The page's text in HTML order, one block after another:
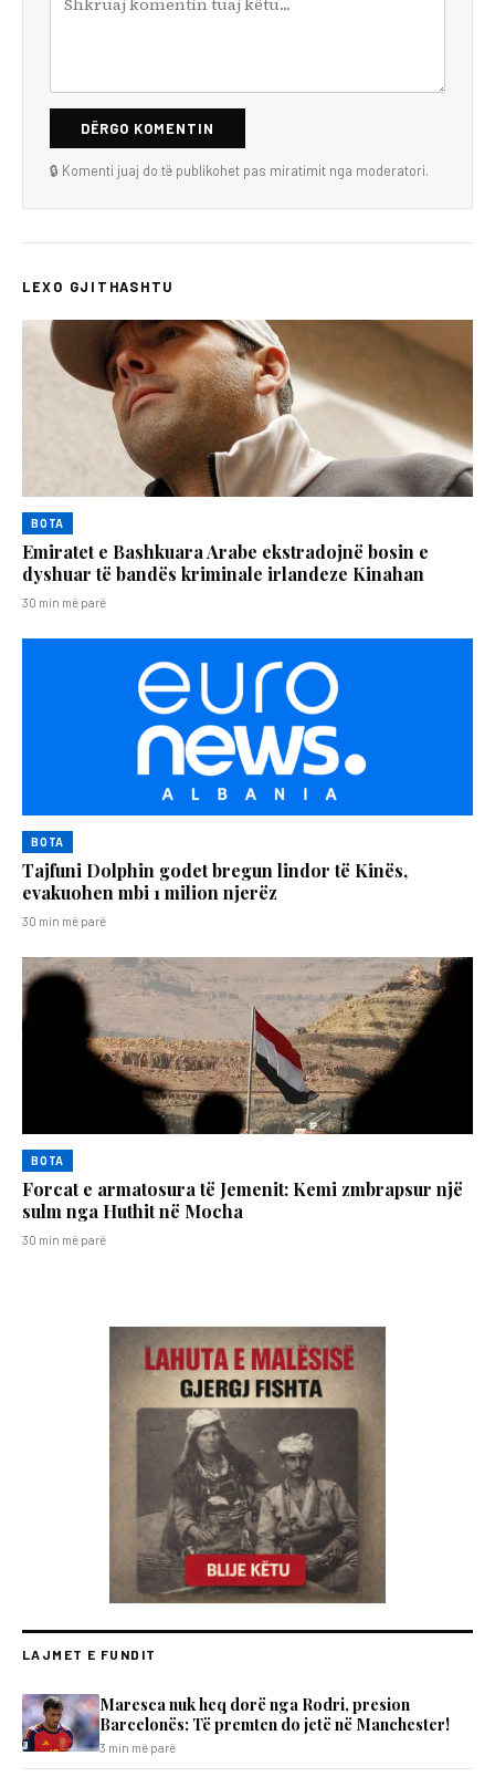
DËRGO KOMENTIN
🔒 Komenti juaj do të publikohet pas miratimit nga moderatori.
LEXO GJITHASHTU
BOTA
Emiratet e Bashkuara Arabe ekstradojnë bosin e
dyshuar të bandës kriminale irlandeze Kinahan
30 min më parë
BOTA
Tajfuni Dolphin godet bregun lindor të Kinës,
evakuohen mbi 1 milion njerëz
30 min më parë
BOTA
Forcat e armatosura të Jemenit: Kemi zmbrapsur një
sulm nga Huthit në Mocha
30 min më parë
LAJMET E FUNDIT
Maresca nuk heq dorë nga Rodri, presion
Barcelonës: Të premten do jetë në Manchester!
3 min më parë